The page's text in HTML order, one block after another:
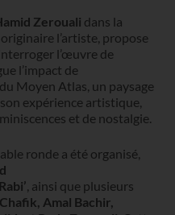
Zerouali dans la
l’artiste, propose
l’œuvre de
l’impact de
Moyen Atlas, un paysage
expérience artistique,
et de nostalgie.
ronde a été organisé,
, ainsi que plusieurs
Amal Bachir,